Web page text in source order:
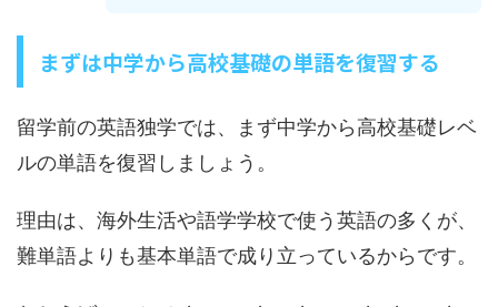
まずは中学から高校基礎の単語を復習する
留学前の英語独学では、まず中学から高校基礎レベ
ルの単語を復習しましょう。
理由は、海外生活や語学学校で使う英語の多くが、
難単語よりも基本単語で成り立っているからです。